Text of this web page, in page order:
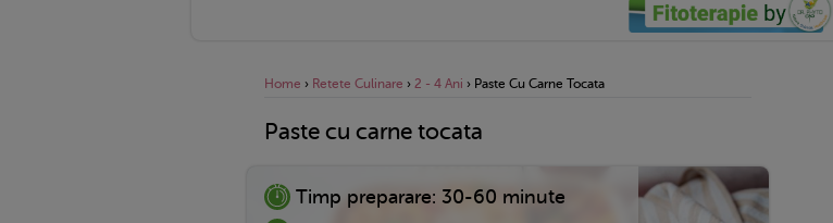
Home › Retete Culinare › 2 - 4 Ani › Paste Cu Carne Tocata
Paste cu carne tocata
Timp preparare: 30-60 minute